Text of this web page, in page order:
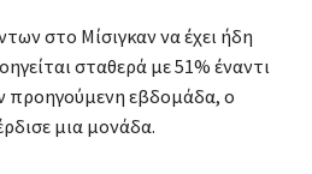
στο Μίσιγκαν να έχει ήδη
σταθερά με 51% έναντι
προηγούμενη εβδομάδα, ο
μια μονάδα.